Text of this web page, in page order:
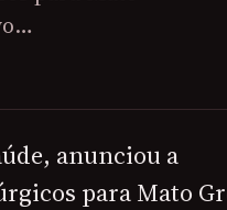
anunciou a
para Mato